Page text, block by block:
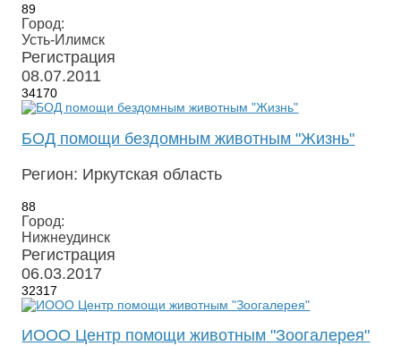
89
Город:
Усть-Илимск
Регистрация
08.07.2011
34170
БОД помощи бездомным животным "Жизнь"
Регион: Иркутская область
88
Город:
Нижнеудинск
Регистрация
06.03.2017
32317
ИООО Центр помощи животным "Зоогалерея"